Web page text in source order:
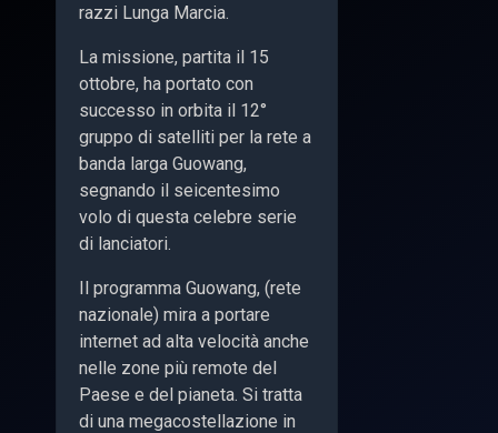
razzi Lunga Marcia.
La missione, partita il 15
ottobre, ha portato con
successo in orbita il 12°
gruppo di satelliti per la rete a
banda larga Guowang,
segnando il seicentesimo
volo di questa celebre serie
di lanciatori.
Il programma Guowang, (rete
nazionale) mira a portare
internet ad alta velocità anche
nelle zone più remote del
Paese e del pianeta. Si tratta
di una megacostellazione in